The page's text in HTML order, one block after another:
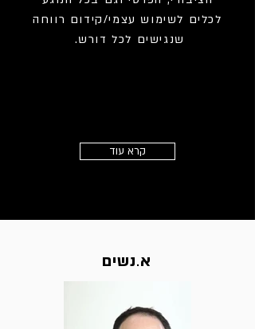
לכלים לשימוש עצמי/קידום רווחה
שנגישים לכל דורש.
קרא עוד
א.נשים